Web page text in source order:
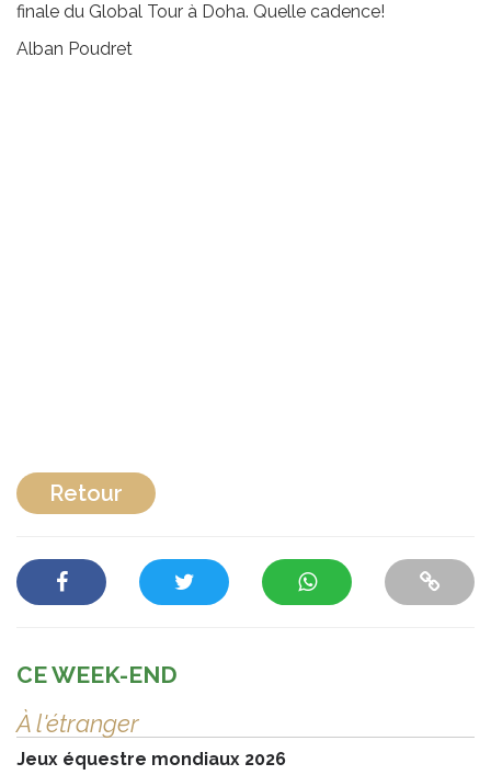
finale du Global Tour à Doha. Quelle cadence!
Alban Poudret
Retour
CE WEEK-END
À l'étranger
Jeux équestre mondiaux 2026